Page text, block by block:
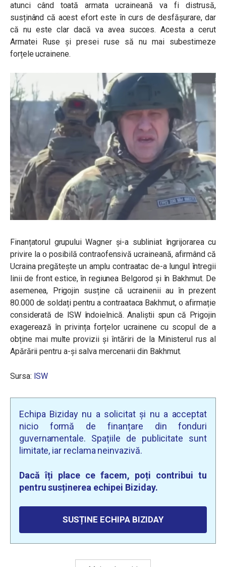
atunci când toată armata ucraineană va fi distrusă,
susținând că acest efort este în curs de desfășurare, dar
că nu este clar dacă va avea succes. Acesta a cerut
Armatei Ruse și presei ruse să nu mai subestimeze
forțele ucrainene.
Finanțatorul grupului Wagner și-a subliniat îngrijorarea cu
privire la o posibilă contraofensivă ucraineană, afirmând că
Ucraina pregătește un amplu contraatac de-a lungul întregii
linii de front estice, în regiunea Belgorod și în Bakhmut. De
asemenea, Prigojin susține că ucrainenii au în prezent
80.000 de soldați pentru a contraataca Bakhmut, o afirmație
considerată de ISW îndoielnică. Analiștii spun că Prigojin
exagerează în privința forțelor ucrainene cu scopul de a
obține mai multe provizii și întăriri de la Ministerul rus al
Apărării pentru a-și salva mercenarii din Bakhmut.
Sursa: ISW
Echipa Biziday nu a solicitat și nu a acceptat
nicio formă de finanțare din fonduri
guvernamentale. Spațiile de publicitate sunt
limitate, iar reclama neinvazivă.
Dacă îți place ce facem, poți contribui tu
pentru susținerea echipei Biziday.
SUSȚINE ECHIPA BIZIDAY